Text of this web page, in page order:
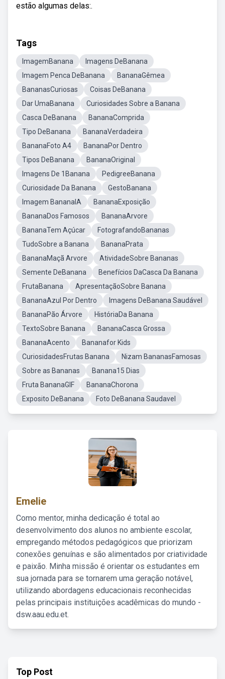
estão algumas delas:.
Tags
ImagemBanana
Imagens DeBanana
Imagem Penca DeBanana
BananaGêmea
BananasCuriosas
Coisas DeBanana
Dar UmaBanana
Curiosidades Sobre a Banana
Casca DeBanana
BananaComprida
Tipo DeBanana
BananaVerdadeira
BananaFoto A4
BananaPor Dentro
Tipos DeBanana
BananaOriginal
Imagens De 1Banana
PedigreeBanana
Curiosidade Da Banana
GestoBanana
Imagem BananaIA
BananaExposição
BananaDos Famosos
BananaArvore
BananaTem Açúcar
FotografandoBananas
TudoSobre a Banana
BananaPrata
BananaMaçã Arvore
AtividadeSobre Bananas
Semente DeBanana
Benefícios DaCasca Da Banana
FrutaBanana
ApresentaçãoSobre Banana
BananaAzul Por Dentro
Imagens DeBanana Saudável
BananaPão Árvore
HistóriaDa Banana
TextoSobre Banana
BananaCasca Grossa
BananaAcento
Bananafor Kids
CuriosidadesFrutas Banana
Nizam BananasFamosas
Sobre as Bananas
Banana15 Dias
Fruta BananaGIF
BananaChorona
Exposito DeBanana
Foto DeBanana Saudavel
Emelie
Como mentor, minha dedicação é total ao
desenvolvimento dos alunos no ambiente escolar,
empregando métodos pedagógicos que priorizam
conexões genuínas e são alimentados por criatividade
e paixão. Minha missão é orientar os estudantes em
sua jornada para se tornarem uma geração notável,
utilizando abordagens educacionais reconhecidas
pelas principais instituições acadêmicas do mundo -
dsw.aau.edu.et.
Top Post